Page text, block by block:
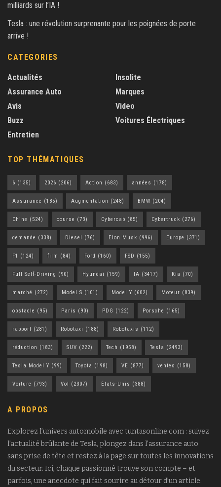
milliards sur l’IA !
Tesla : une révolution surprenante pour les poignées de porte
arrive !
CATEGORIES
Actualités
Assurance Auto
Avis
Buzz
Entretien
Insolite
Marques
Video
Voitures Électriques
TOP THÉMATIQUES
6 (135) 2026 (206) Action (683) années (178)
Assurance (185) Augmentation (248) BMW (204)
Chine (524) course (73) Cybercab (85) Cybertruck (276)
demande (338) Diesel (76) Elon Musk (996) Europe (371)
F1 (124) film (84) Ford (160) FSD (155)
Full Self-Driving (90) Hyundai (159) IA (3417) Kia (70)
marché (272) Model S (101) Model Y (602) Moteur (839)
obstacle (95) Paris (90) PDG (122) Porsche (165)
rapport (281) Robotaxi (188) Robotaxis (112)
réduction (183) SUV (222) Tech (1958) Tesla (2493)
Tesla Model Y (99) Toyota (198) VE (877) ventes (158)
Voiture (793) Vol (2307) États-Unis (388)
A PROPOS
Explorez l’univers automobile avec tuntasonline.com : suivez
l’actualité brûlante de Tesla, plongez dans l’assurance auto
sans prise de tête et restez à la page sur toutes les innovations
du secteur. Ici, chaque passionné trouve son compte – et
parfois, une anecdote qui fait sourire au détour d’un article.